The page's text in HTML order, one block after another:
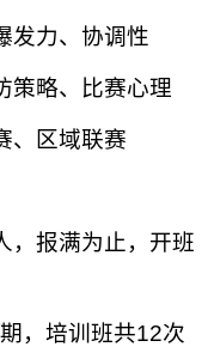
发力、协调性
策略、比赛心理
、区域联赛
，报满为止，开班
，培训班共12次